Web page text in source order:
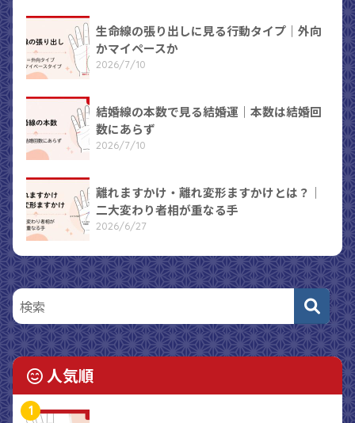
生命線の張り出しに見る行動タイプ｜外向
かマイペースか
2026/7/10
結婚線の本数で見る結婚運｜本数は結婚回
数にあらず
2026/7/10
離れますかけ・離れ変形ますかけとは？｜
二大変わり者相が重なる手
2026/6/27
人気順
1